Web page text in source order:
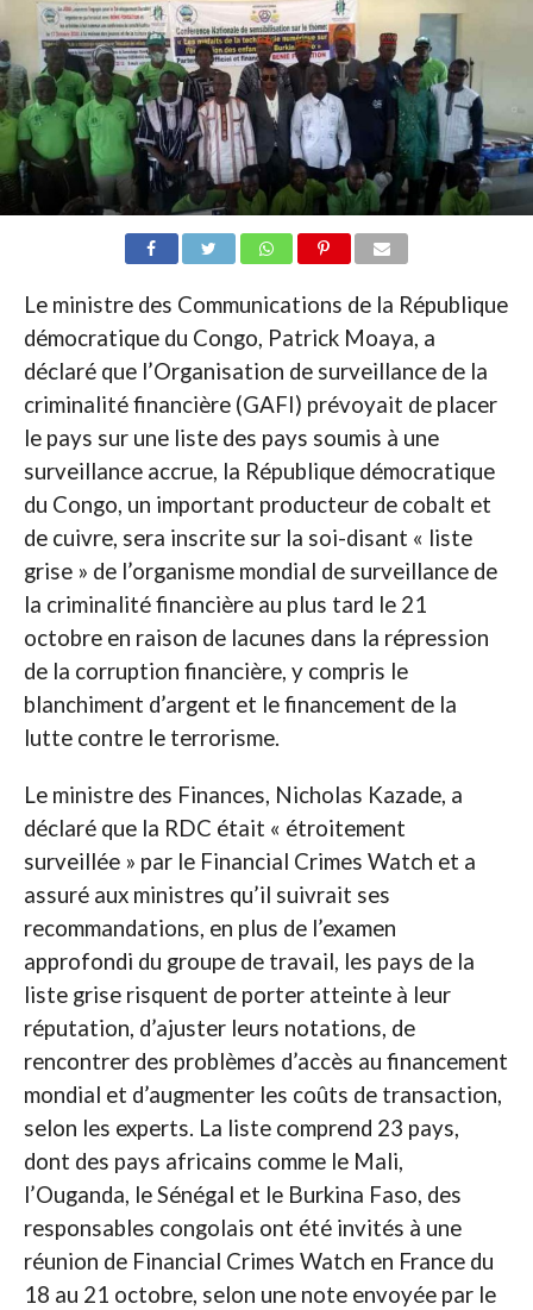
Le ministre des Communications de la République
démocratique du Congo, Patrick Moaya, a
déclaré que l’Organisation de surveillance de la
criminalité financière (GAFI) prévoyait de placer
le pays sur une liste des pays soumis à une
surveillance accrue, la République démocratique
du Congo, un important producteur de cobalt et
de cuivre, sera inscrite sur la soi-disant « liste
grise » de l’organisme mondial de surveillance de
la criminalité financière au plus tard le 21
octobre en raison de lacunes dans la répression
de la corruption financière, y compris le
blanchiment d’argent et le financement de la
lutte contre le terrorisme.
Le ministre des Finances, Nicholas Kazade, a
déclaré que la RDC était « étroitement
surveillée » par le Financial Crimes Watch et a
assuré aux ministres qu’il suivrait ses
recommandations, en plus de l’examen
approfondi du groupe de travail, les pays de la
liste grise risquent de porter atteinte à leur
réputation, d’ajuster leurs notations, de
rencontrer des problèmes d’accès au financement
mondial et d’augmenter les coûts de transaction,
selon les experts. La liste comprend 23 pays,
dont des pays africains comme le Mali,
l’Ouganda, le Sénégal et le Burkina Faso, des
responsables congolais ont été invités à une
réunion de Financial Crimes Watch en France du
18 au 21 octobre, selon une note envoyée par le